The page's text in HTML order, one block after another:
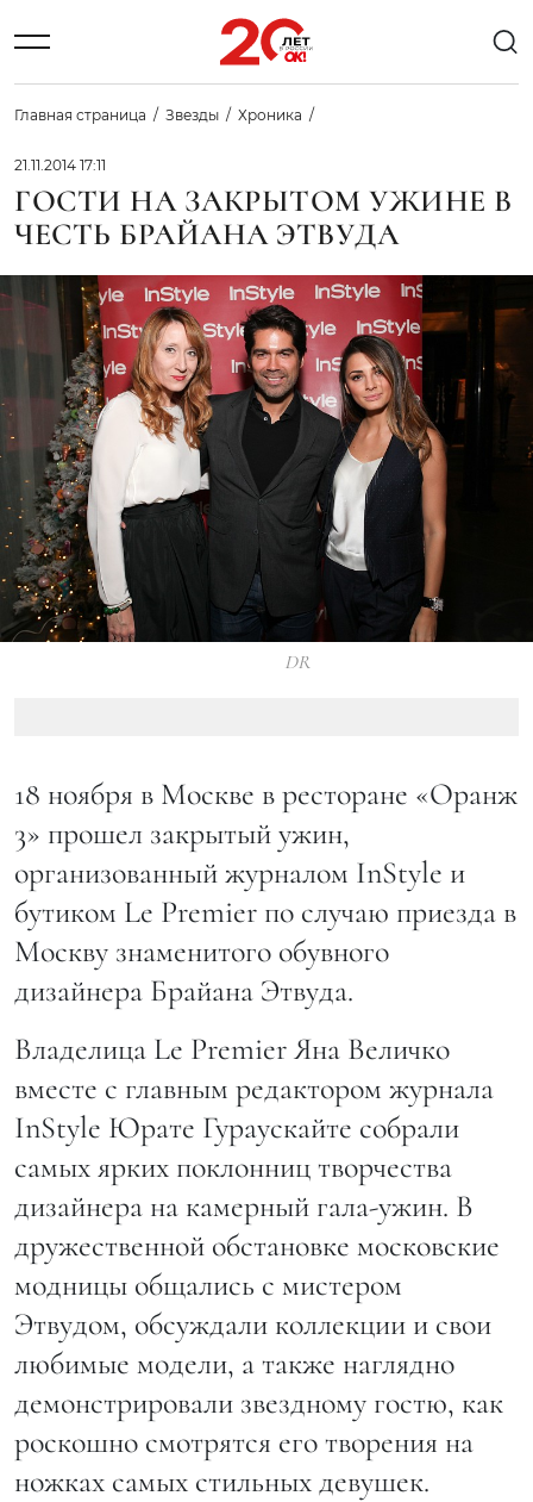
Главная страница Звезды Хроника
21.11.2014 17:11
ГОСТИ НА ЗАКРЫТОМ УЖИНЕ В
ЧЕСТЬ БРАЙАНА ЭТВУДА
DR
18 ноября в Москве в ресторане «Оранж
3» прошел закрытый ужин,
организованный журналом InStyle и
бутиком Le Premier по случаю приезда в
Москву знаменитого обувного
дизайнера Брайана Этвуда.
Владелица Le Premier Яна Величко
вместе с главным редактором журнала
InStyle Юрате Гураускайте собрали
самых ярких поклонниц творчества
дизайнера на камерный гала-ужин. В
дружественной обстановке московские
модницы общались с мистером
Этвудом, обсуждали коллекции и свои
любимые модели, а также наглядно
демонстрировали звездному гостю, как
роскошно смотрятся его творения на
ножках самых стильных девушек.